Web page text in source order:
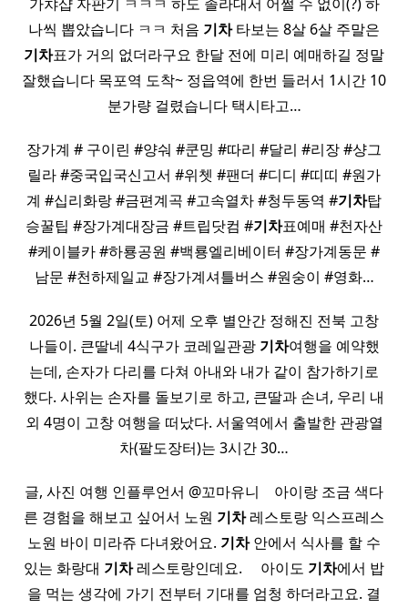
나씩 뽑았습니다 ㅋㅋ 처음 기차타보는 8살 6살 주말은
기차표가 거의 없더라구요 한달 전에 미리 예매하길 정말
잘했습니다 목포역 도착~ 정읍역에 한번 들러서 1시간 10
분가량 걸렸습니다 택시타고…
장가계 # 구이린 #양숴 #쿤밍 #따리 #달리 #리장 #샹그
릴라 #중국입국신고서 #위쳇 #팬더 #디디 #띠띠 #원가
계 #십리화랑 #금편계곡 #고속열차 #청두동역 #기차탑
승꿀팁 #장가계대장금 #트립닷컴 #기차표예매 #천자산
#케이블카 #하룡공원 #백룡엘리베이터 #장가계동문 #
남문 #천하제일교 #장가계셔틀버스 #원숭이 #영화…
2026년 5월 2일(토) 어제 오후 별안간 정해진 전북 고창
나들이. 큰딸네 4식구가 코레일관광 기차여행을 예약했
는데, 손자가 다리를 다쳐 아내와 내가 같이 참가하기로
했다. 사위는 손자를 돌보기로 하고, 큰딸과 손녀, 우리 내
외 4명이 고창 여행을 떠났다. 서울역에서 출발한 관광열
차(팔도장터)는 3시간 30…
글, 사진 여행 인플루언서 @꼬마유니 ​ ​ ​ 아이랑 조금 색다
른 경험을 해보고 싶어서 노원 기차레스토랑 익스프레스
노원 바이 미라쥬 다녀왔어요. 기차안에서 식사를 할 수
있는 화랑대 기차레스토랑인데요. ​ ​ ​ ​ 아이도 기차에서 밥
을 먹는 생각에 가기 전부터 기대를 엄청 하더라고요. 결